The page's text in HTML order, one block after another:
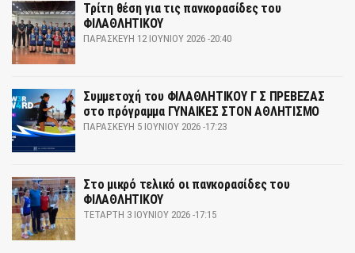
Τρίτη θέση για τις πανκορασίδες του
ΦΙΛΑΘΛΗΤΙΚΟΥ
ΠΑΡΑΣΚΕΥΉ 12 ΙΟΥΝΊΟΥ 2026 -20:40
Συμμετοχή του ΦΙΛΑΘΛΗΤΙΚΟΥ Γ Σ ΠΡΕΒΕΖΑΣ
στο πρόγραμμα ΓΥΝΑΙΚΕΣ ΣΤΟΝ ΑΘΛΗΤΙΣΜΟ
ΠΑΡΑΣΚΕΥΉ 5 ΙΟΥΝΊΟΥ 2026 -17:23
Στο μικρό τελικό οι πανκορασίδες του
ΦΙΛΑΘΛΗΤΙΚΟΥ
ΤΕΤΆΡΤΗ 3 ΙΟΥΝΊΟΥ 2026 -17:15